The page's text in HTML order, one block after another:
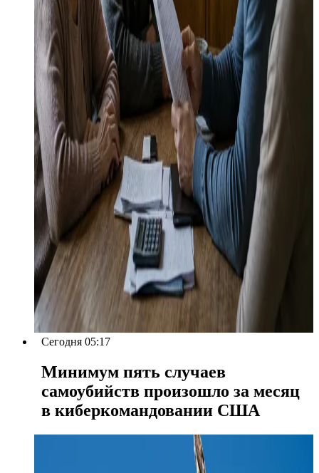
Сегодня 05:17
Минимум пять случаев
самоубийств произошло за месяц
в киберкомандовании США